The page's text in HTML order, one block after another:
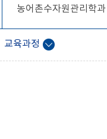
IT시
융합
농어촌수자원관리학과
교육과정